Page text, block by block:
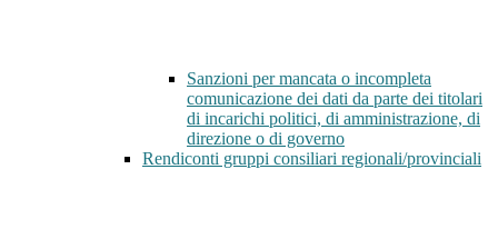
Sanzioni per mancata o incompleta
comunicazione dei dati da parte dei titolari
di incarichi politici, di amministrazione, di
direzione o di governo
Rendiconti gruppi consiliari regionali/provinciali